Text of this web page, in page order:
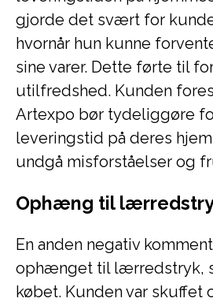
gjorde det svært for
hvornår hun kunne
sine varer. Dette førte til
utilfredshed. Kunden
Artexpo bør tydeliggøre
leveringstid på deres
undgå misforståelser og
Ophæng til
En anden negativ
ophænget til lærredstryk,
købet. Kunden var skuffet